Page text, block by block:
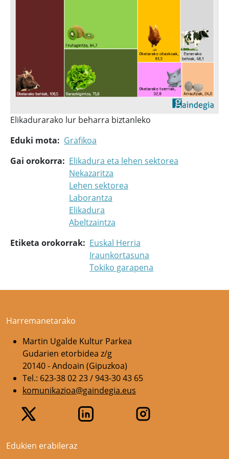
Elikadurarako lur beharra biztanleko
Eduki mota
Grafikoa
Gai orokorra
Elikadura eta lehen sektorea
Nekazaritza
Lehen sektorea
Laborantza
Elikadura
Abeltzaintza
Etiketa orokorrak
Euskal Herria
Iraunkortasuna
Tokiko garapena
Harremanetarako
Martin Ugalde Kultur Parkea
Gudarien etorbidea z/g
20140 - Andoain (Gipuzkoa)
Tel.: 623-38 02 23 / 943-30 43 65
komunikazioa@gaindegia.eus
Edukien erabileraz